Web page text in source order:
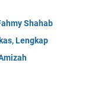
Shahab
Lengkap